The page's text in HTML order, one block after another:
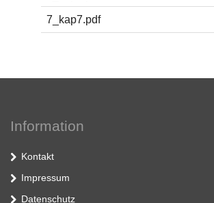
7_kap7.pdf
Information
Kontakt
Impressum
Datenschutz